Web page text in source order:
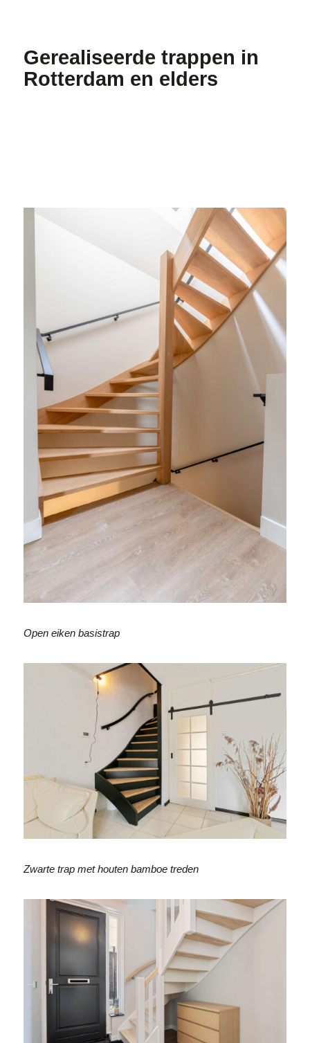
Gerealiseerde trappen in
Rotterdam en elders
Open eiken basistrap
Zwarte trap met houten bamboe treden